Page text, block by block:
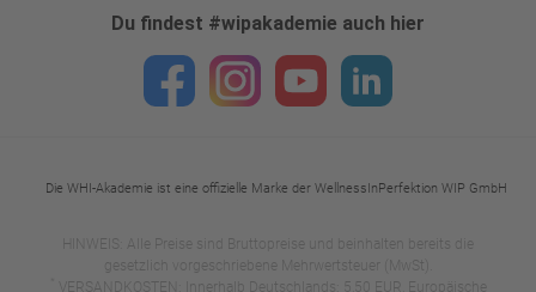
Du findest #wipakademie auch hier
Die WHI-Akademie ist eine offizielle Marke der WellnessInPerfektion WIP GmbH
HINWEIS: Alle Preise sind Bruttopreise und beinhalten bereits die
gesetzlich vorgeschriebene Mehrwertsteuer (MwSt).
VERSANDKOSTEN: Innerhalb Deutschlands: 5,50 EUR, Europäische